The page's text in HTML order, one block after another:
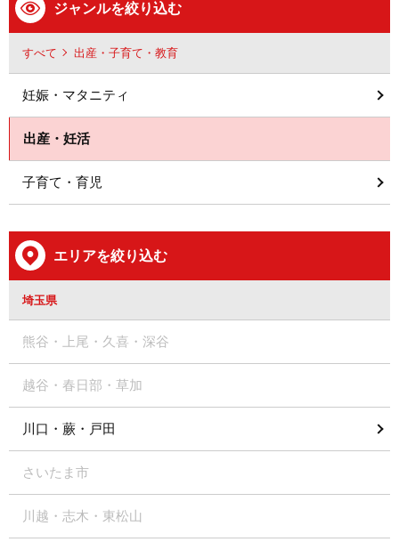
ジャンルを絞り込む
すべて 出産・子育て・教育
妊娠・マタニティ
出産・妊活
子育て・育児
エリアを絞り込む
埼玉県
熊谷・上尾・久喜・深谷
越谷・春日部・草加
川口・蕨・戸田
さいたま市
川越・志木・東松山